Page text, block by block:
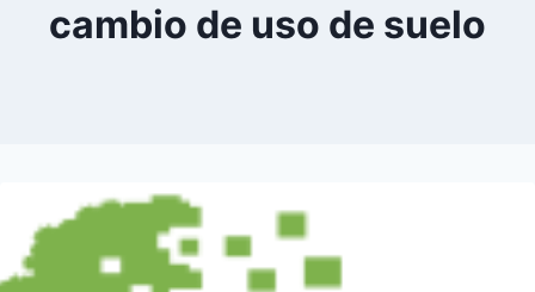
cambio de uso de suelo